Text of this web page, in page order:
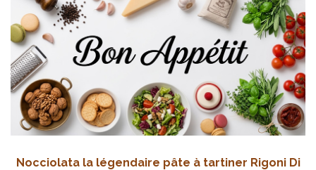
Nocciolata la légendaire pâte à tartiner Rigoni Di